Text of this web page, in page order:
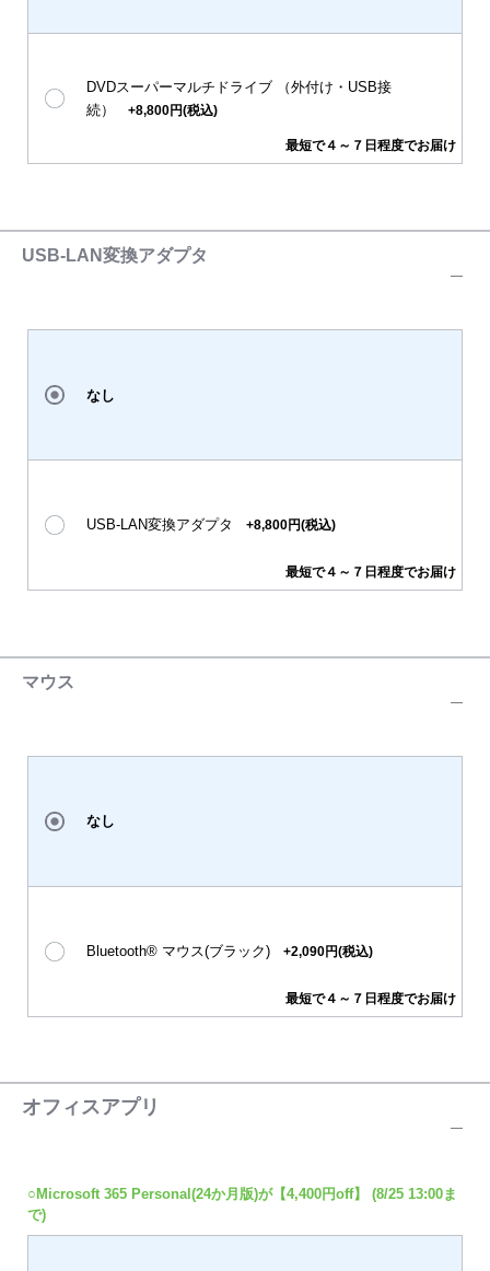
最短で４～７日程度でお届け
DVDスーパーマルチドライブ （外付け・USB接
続）
+8,800円(税込)
USB-LAN変換アダプタ
なし
最短で４～７日程度でお届け
USB-LAN変換アダプタ +8,800円(税込)
マウス
なし
最短で４～７日程度でお届け
Bluetooth® マウス(ブラック) +2,090円(税込)
オフィスアプリ
○Microsoft 365 Personal(24か月版)が【4,400円off】 (8/25 13:00ま
で)